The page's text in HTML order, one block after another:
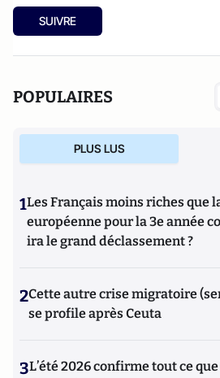
SUIVRE
POPULAIRES
PLUS LUS
1Les Français moins riches que
européenne pour la 3e année
ira le grand déclassement ?
2Cette autre crise migratoire
se profile après Ceuta
3L’été 2026 confirme tout ce